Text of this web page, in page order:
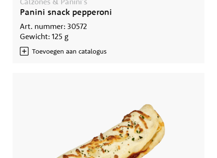
Panini snack pepperoni
Art. nummer: 30572
Gewicht: 125 g
Toevoegen aan catalogus